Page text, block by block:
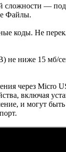
сложности —
Файлы.
коды. Не
не ниже 15 мб/
через Micro
включая
и могут